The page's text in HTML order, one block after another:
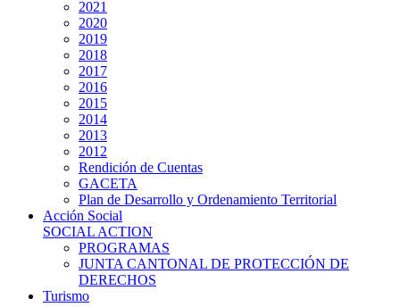
2021
2020
2019
2018
2017
2016
2015
2014
2013
2012
Rendición de Cuentas
GACETA
Plan de Desarrollo y Ordenamiento Territorial
Acción Social
SOCIAL ACTION
PROGRAMAS
JUNTA CANTONAL DE PROTECCIÓN DE
DERECHOS
Turismo